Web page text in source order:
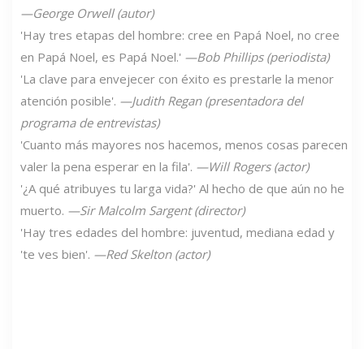
—George Orwell (autor)
'Hay tres etapas del hombre: cree en Papá Noel, no cree
en Papá Noel, es Papá Noel.' —Bob Phillips (periodista)
'La clave para envejecer con éxito es prestarle la menor
atención posible'. —Judith Regan (presentadora del
programa de entrevistas)
'Cuanto más mayores nos hacemos, menos cosas parecen
valer la pena esperar en la fila'. —Will Rogers (actor)
'¿A qué atribuyes tu larga vida?' Al hecho de que aún no he
muerto. —Sir Malcolm Sargent (director)
'Hay tres edades del hombre: juventud, mediana edad y
'te ves bien'. —Red Skelton (actor)